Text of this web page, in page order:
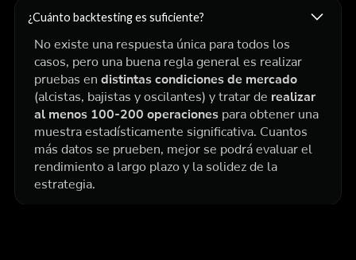
¿Cuánto backtesting es suficiente?
No existe una respuesta única para todos los
casos, pero una buena regla general es realizar
pruebas en distintas condiciones de mercado
(alcistas, bajistas y oscilantes) y tratar de realizar
al menos 100-200 operacionespara obtener una
muestra estadísticamente significativa. Cuantos
más datos se prueben, mejor se podrá evaluar el
rendimiento a largo plazo y la solidez de la
estrategia.